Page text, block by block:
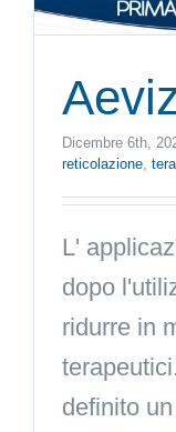
Dicembre 6th,
reticolazione,
L'
dopo
ridurre in
definito